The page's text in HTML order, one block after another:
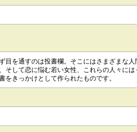
目を通すのは投書欄。そこにはさまざまな
そして恋に悩む若い女性、これらの人々に
をきっかけとして作られたものです。